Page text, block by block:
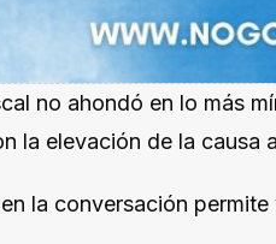
no ahondó en lo más
la elevación de la causa
la conversación